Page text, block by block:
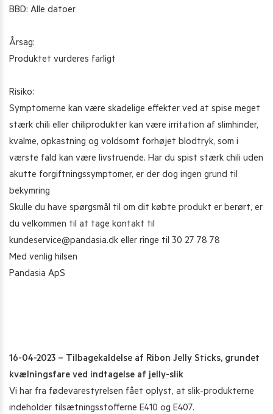
BBD: Alle datoer
Årsag:
Produktet vurderes farligt
Risiko:
Symptomerne kan være skadelige effekter ved at spise meget
stærk chili eller chiliprodukter kan være irritation af slimhinder,
kvalme, opkastning og voldsomt forhøjet blodtryk, som i
værste fald kan være livstruende. Har du spist stærk chili uden
akutte forgiftningssymptomer, er der dog ingen grund til
bekymring
Skulle du have spørgsmål til om dit købte produkt er berørt, er
du velkommen til at tage kontakt til
kundeservice@pandasia.dk eller ringe til 30 27 78 78
Med venlig hilsen
Pandasia ApS
16-04-2023 – Tilbagekaldelse af Ribon Jelly Sticks, grundet
kvælningsfare ved indtagelse af jelly-slik
Vi har fra fødevarestyrelsen fået oplyst, at slik-produkterne
indeholder tilsætningsstofferne E410 og E407.